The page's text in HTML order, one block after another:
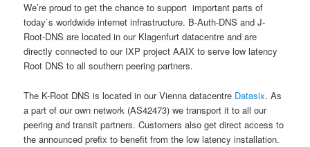
We’re proud to get the chance to support important parts of
today`s worldwide internet infrastructure. B-Auth-DNS and J-
Root-DNS are located in our Klagenfurt datacentre and are
directly connected to our IXP project AAIX to serve low latency
Root DNS to all southern peering partners.
The K-Root DNS is located in our Vienna datacentre Datasix. As
a part of our own network (AS42473) we transport it to all our
peering and transit partners. Customers also get direct access to
the announced prefix to benefit from the low latency installation.